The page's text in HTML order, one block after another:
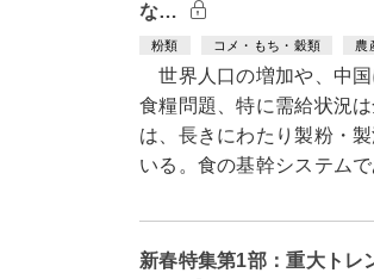
な…
粉類 コメ・もち・穀類 農
世界人口の増加や、中国
食糧問題、特に需給状況
は、長きにわたり製粉・
いる。食の基幹システム
新春特集第1部：重大ト